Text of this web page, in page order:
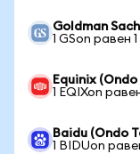
Goldman
1 GSon равен
Equinix
1 EQIXon
Baidu (Ondo
1 BIDUon